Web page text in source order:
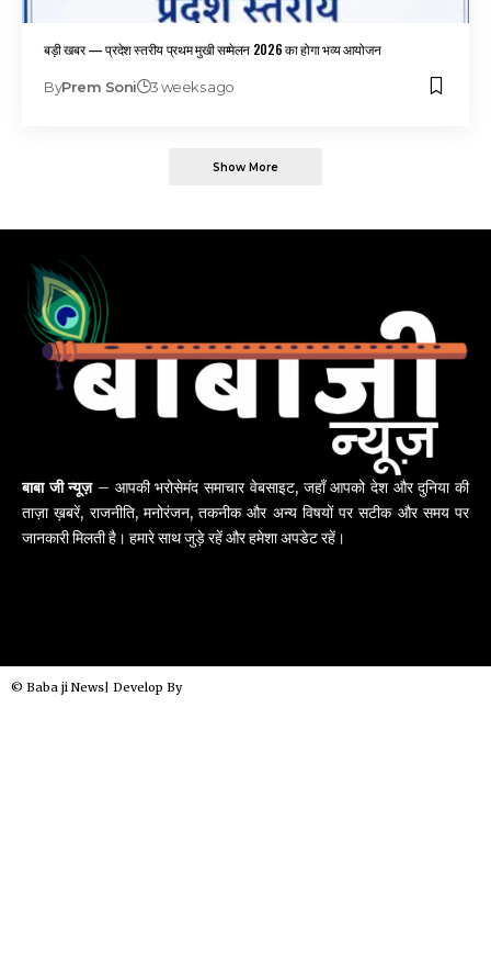
बड़ी खबर — प्रदेश स्तरीय प्रथम मुखी सम्मेलन 2026 का होगा भव्य आयोजन
ByPrem Soni 3 weeks ago
Show More
बाबा जी न्यूज़– आपकी भरोसेमंद समाचार वेबसाइट, जहाँ आपको देश और दुनिया की
ताज़ा ख़बरें, राजनीति, मनोरंजन, तकनीक और अन्य विषयों पर सटीक और समय पर
जानकारी मिलती है। हमारे साथ जुड़े रहें और हमेशा अपडेट रहें।
© Baba ji News| Develop By